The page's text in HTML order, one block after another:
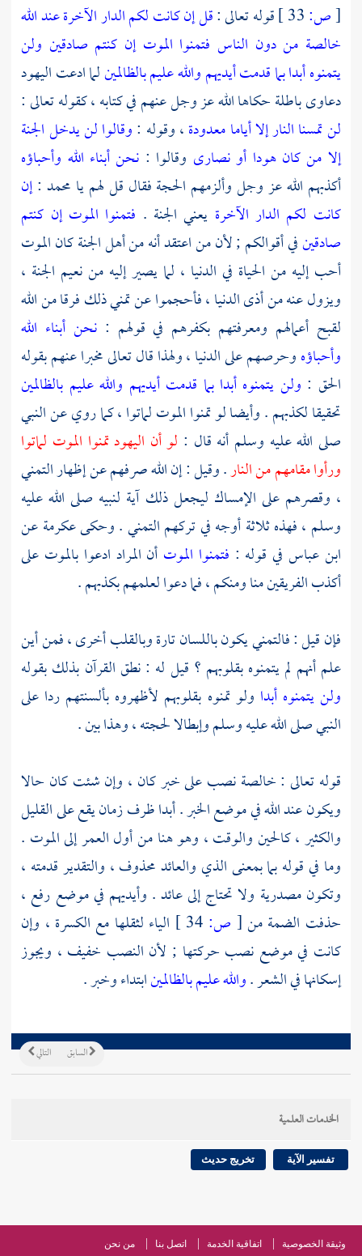
[ص: قوله تعالى :قل إن كانت لكم الدار الآخرة عند الله
خالصة من دون الناس فتمنوا الموت إن كنتم صادقين ولن
يتمنوه أبدا بما قدمت أيديهم والله عليم بالظالمينلما ادعتاليهود
دعاوى باطلة حكاها الله عز وجل عنهم في كتابه ، كقوله تعالى :
لن تمسنا النار إلا أياما معدودة، وقوله :وقالوا لن يدخل الجنة
إلا من كان هودا أو نصارى وقالوا : نحن أبناء الله وأحباؤه
أكذبهم الله عز وجل وألزمهم الحجة فقال قل لهم يا محمد :إن
كانت لكم الدار الآخرة يعني الجنة . فتمنوا الموت إن كنتم
صادقينفي أقوالكم ; لأن من اعتقد أنه من أهل الجنة كان الموت
أحب إليه من الحياة في الدنيا ، لما يصير إليه من نعيم الجنة ،
ويزول عنه من أذى الدنيا ، فأحجموا عن تمني ذلك فرقا من الله
لقبح أعمالهم ومعرفتهم بكفرهم في قولهم :نحن أبناء الله
وأحباؤهوحرصهم على الدنيا ، ولهذا قال تعالى مخبرا عنهم بقوله
الحق : ولن يتمنوه أبدا بما قدمت أيديهم والله عليم بالظالمين
تحقيقا لكذبهم . وأيضا لو تمنوا الموت لماتوا ، كما روي عن النبي
صلى الله عليه وسلم أنه قال : لو أن اليهودتمنوا الموت لماتوا
ورأوا مقامهم من النار. وقيل : إن الله صرفهم عن إظهار التمني
، وقصرهم على الإمساك ليجعل ذلك آية لنبيه صلى الله عليه
وسلم ، فهذه ثلاثة أوجه في تركهم التمني . وحكىعكرمةعن
ابن عباس في قوله : فتمنوا الموت أن المراد ادعوا بالموت على
أكذب الفريقين منا ومنكم ، فما دعوا لعلمهم بكذبهم .
فإن قيل : فالتمني يكون باللسان تارة وبالقلب أخرى ، فمن أين
علم أنهم لم يتمنوه بقلوبهم ؟ قيل له : نطق القرآن بذلك بقوله
ولن يتمنوه أبدا ولو تمنوه بقلوبهم لأظهروه بألسنتهم ردا على
النبي صلى الله عليه وسلم وإبطالا لحجته ، وهذا بين .
قوله تعالى : خالصة نصب على خبر كان ، وإن شئت كان حالا
ويكون عند الله في موضع الخبر . أبدا ظرف زمان يقع على القليل
والكثير ، كالحين والوقت ، وهو هنا من أول العمر إلى الموت .
وما في قوله بما بمعنى الذي والعائد محذوف ، والتقدير قدمته ،
وتكون مصدرية ولا تحتاج إلى عائد . وأيديهم في موضع رفع ،
حذفت الضمة من[ ص:
الياء لثقلها مع الكسرة ، وإن
كانت في موضع نصب حركتها ; لأن النصب خفيف ، ويجوز
إسكانها في الشعر .والله عليم بالظالمينابتداء وخبر .
التالي السابق
الخدمات العلمية
تفسير الآية تخريج حديث
وثيقة الخصوصية اتفاقية الخدمة اتصل بنا من نحن